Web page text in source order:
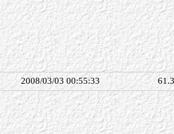
2008/03/03 00:55:33